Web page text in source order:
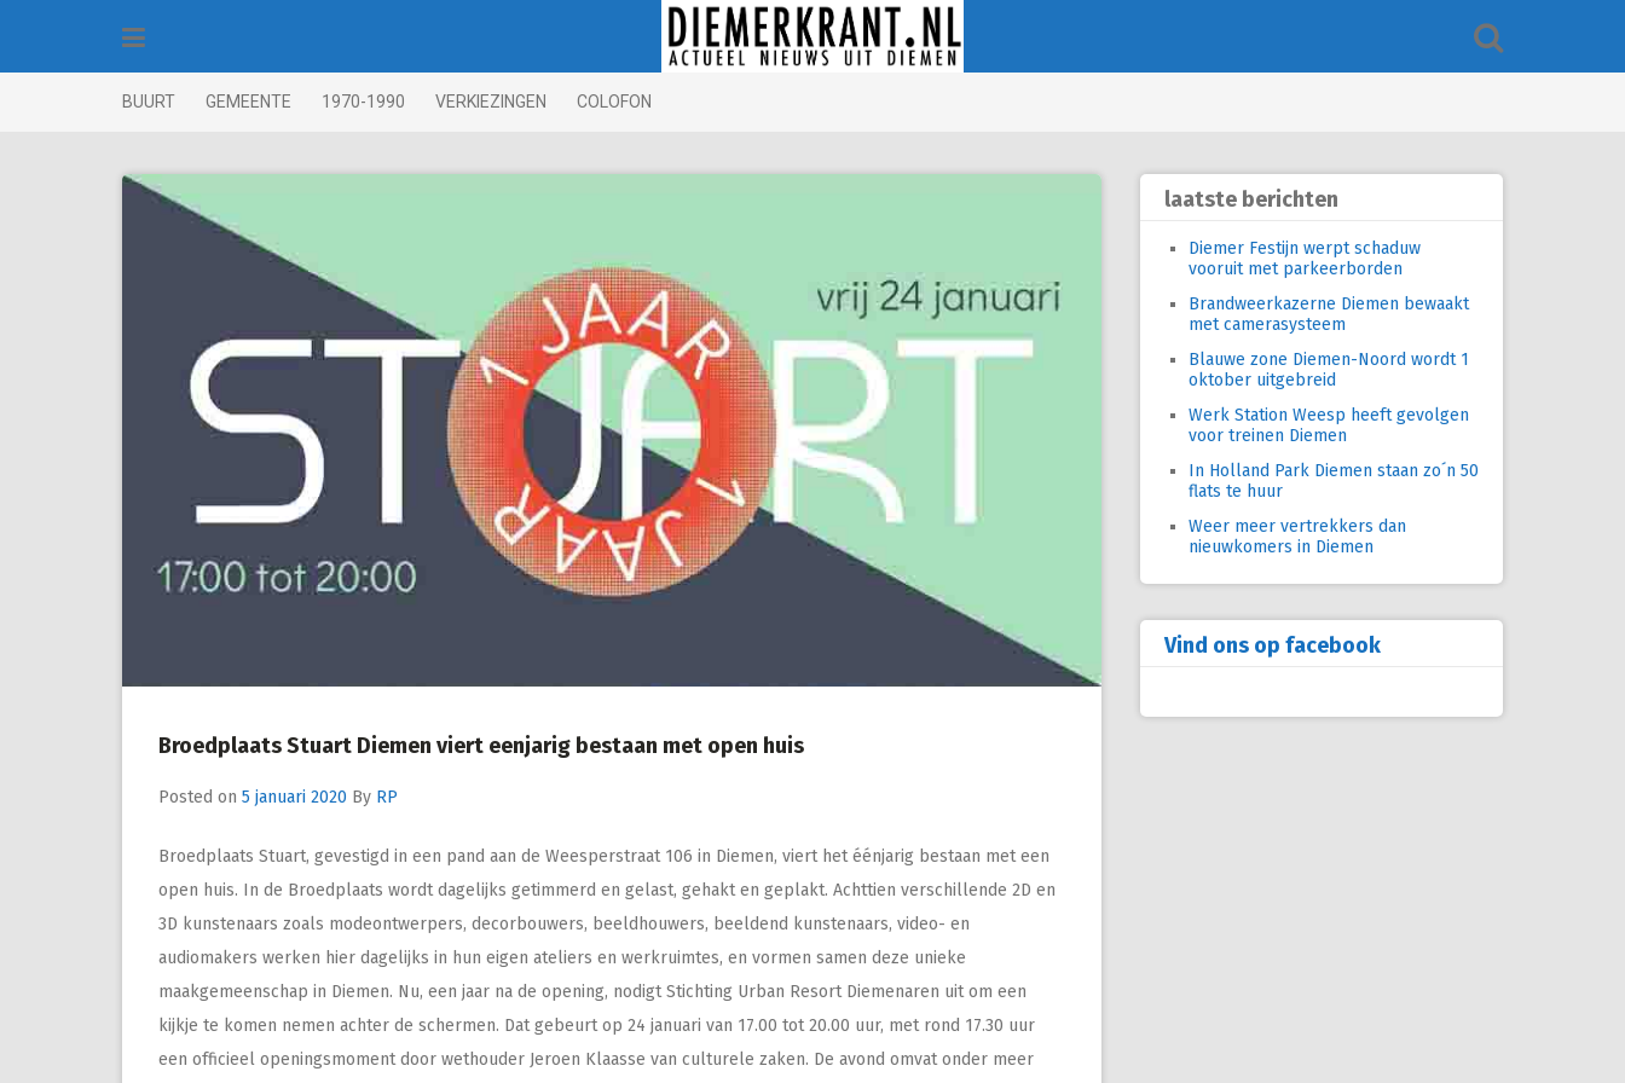
BUURT GEMEENTE 1970-1990 VERKIEZINGEN COLOFON
Broedplaats Stuart Diemen viert eenjarig bestaan met open huis
Posted on 5 januari 2020 By RP
Broedplaats Stuart, gevestigd in een pand aan de Weesperstraat 106 in Diemen, viert het éénjarig bestaan met een
open huis. In de Broedplaats wordt dagelijks getimmerd en gelast, gehakt en geplakt. Achttien verschillende 2D en
3D kunstenaars zoals modeontwerpers, decorbouwers, beeldhouwers, beeldend kunstenaars, video- en
audiomakers werken hier dagelijks in hun eigen ateliers en werkruimtes, en vormen samen deze unieke
maakgemeenschap in Diemen. Nu, een jaar na de opening, nodigt Stichting Urban Resort Diemenaren uit om een
kijkje te komen nemen achter de schermen. Dat gebeurt op 24 januari van 17.00 tot 20.00 uur, met rond 17.30 uur
een officieel openingsmoment door wethouder Jeroen Klaasse van culturele zaken. De avond omvat onder meer
laatste berichten
Diemer Festijn werpt schaduw
vooruit met parkeerborden
Brandweerkazerne Diemen bewaakt
met camerasysteem
Blauwe zone Diemen-Noord wordt 1
oktober uitgebreid
Werk Station Weesp heeft gevolgen
voor treinen Diemen
In Holland Park Diemen staan zo´n 50
flats te huur
Weer meer vertrekkers dan
nieuwkomers in Diemen
Vind ons op facebook